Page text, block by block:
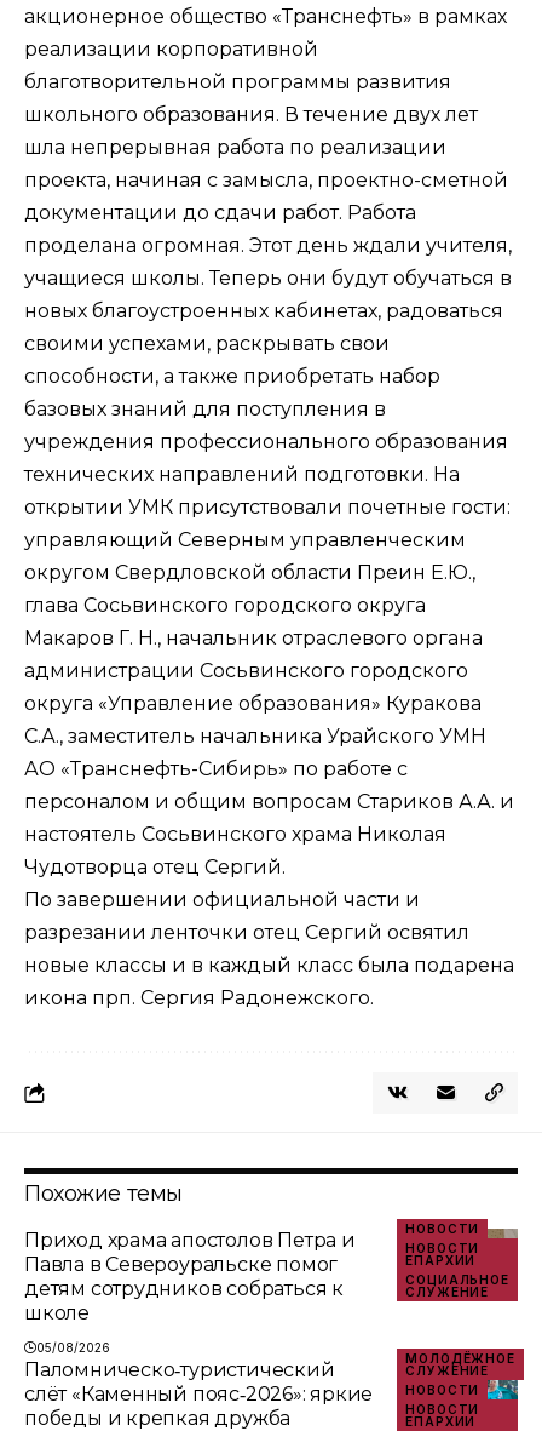
акционерное общество «Транснефть» в рамках
реализации корпоративной
благотворительной программы развития
школьного образования. В течение двух лет
шла непрерывная работа по реализации
проекта, начиная с замысла, проектно-сметной
документации до сдачи работ. Работа
проделана огромная. Этот день ждали учителя,
учащиеся школы. Теперь они будут обучаться в
новых благоустроенных кабинетах, радоваться
своими успехами, раскрывать свои
способности, а также приобретать набор
базовых знаний для поступления в
учреждения профессионального образования
технических направлений подготовки. На
открытии УМК присутствовали почетные гости:
управляющий Северным управленческим
округом Свердловской области Преин Е.Ю.,
глава Сосьвинского городского округа
Макаров Г. Н., начальник отраслевого органа
администрации Сосьвинского городского
округа «Управление образования» Куракова
С.А., заместитель начальника Урайского УМН
АО «Транснефть-Сибирь» по работе с
персоналом и общим вопросам Стариков А.А. и
настоятель Сосьвинского храма Николая
Чудотворца отец Сергий.
По завершении официальной части и
разрезании ленточки отец Сергий освятил
новые классы и в каждый класс была подарена
икона прп. Сергия Радонежского.
Похожие темы
НОВОСТИ
НОВОСТИ
ЕПАРХИИ
СОЦИАЛЬНОЕ
СЛУЖЕНИЕ
Приход храма апостолов Петра и
Павла в Североуральске помог
детям сотрудников собраться к
школе
05/08/2026
МОЛОДЁЖНОЕ
СЛУЖЕНИЕ
НОВОСТИ
НОВОСТИ
ЕПАРХИИ
Паломническо‑туристический
слёт «Каменный пояс‑2026»: яркие
победы и крепкая дружба